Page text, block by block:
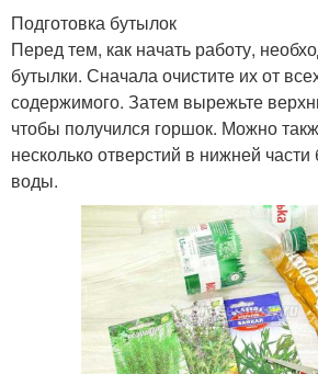
Подготовка бутылок
Перед тем, как начать работу,
бутылки. Сначала очистите их от
содержимого. Затем вырежьте
чтобы получился горшок. Можно
несколько отверстий в нижней
воды.